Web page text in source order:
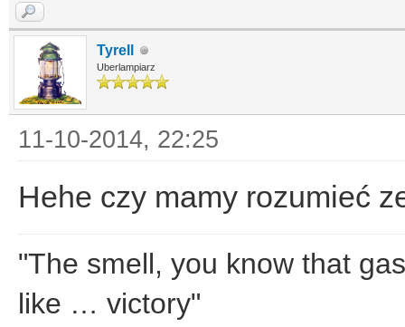
Tyrell
Uberlampiarz
11-10-2014, 22:25
Hehe czy mamy rozumieć
"The smell, you know that
like … victory"